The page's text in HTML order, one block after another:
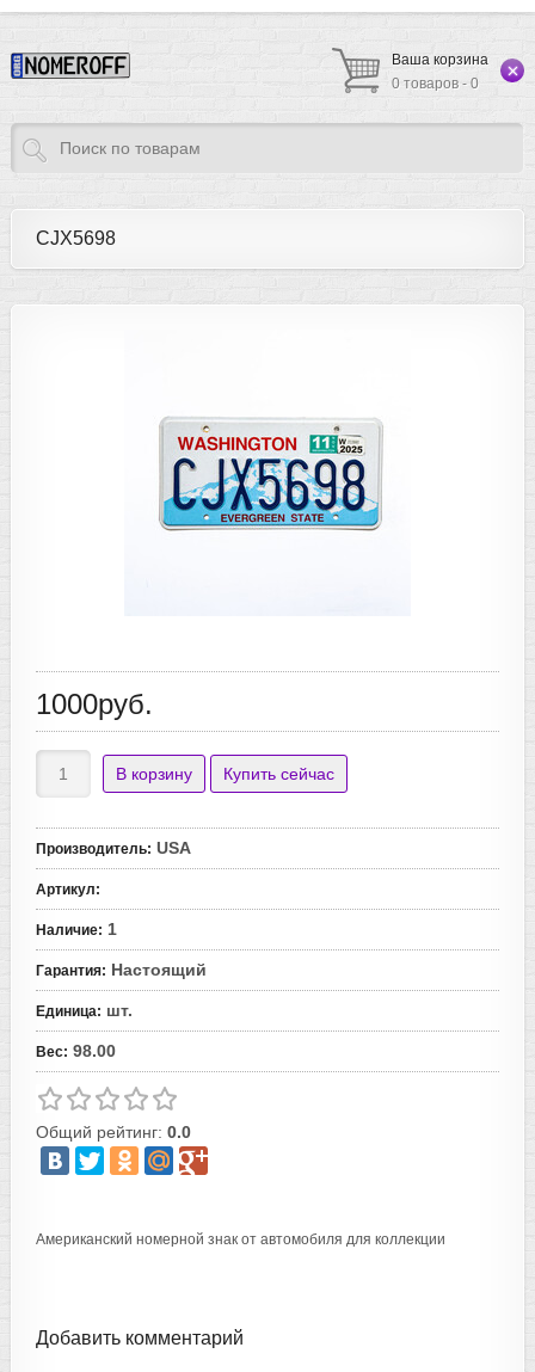
Ваша корзина
0 товаров - 0
CJX5698
1000руб.
Производитель: USA
Артикул:
Наличие: 1
Гарантия: Настоящий
Единица: шт.
Вес: 98.00
Общий рейтинг: 0.0
Американский номерной знак от автомобиля для коллекции
Добавить комментарий